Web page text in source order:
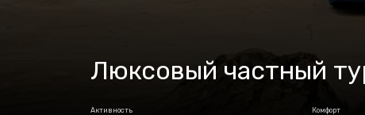
Люксовый частный
Активность Комфорт